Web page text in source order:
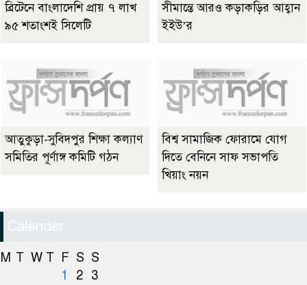
ব্রিটেনে বাংলাদেশি প্রায় ৭ লাখ
৯৫ শতাংশই সিলেটি
সীমান্তে আরও কড়াকড়ির আহ্বান
ইইউ’র
আতুকুড়া-সুবিদপুর শিক্ষা কল্যাণ
সমিতির পূর্ণাঙ্গ কমিটি গঠন
বিশ্ব সামাজিক ফোরামে যোগ
দিতে বেনিনে সাফ সভাপতি
খিয়াং নয়ন
Calender
M T W T F S S
1
2 3